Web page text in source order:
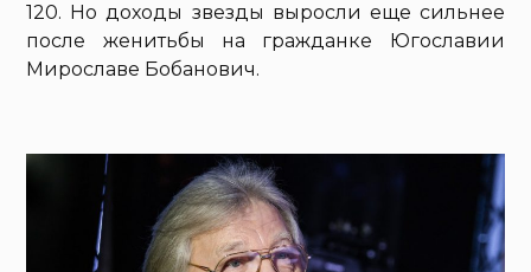
120. Но доходы звезды выросли еще сильнее
после женитьбы на гражданке Югославии
Мирославе Бобанович.